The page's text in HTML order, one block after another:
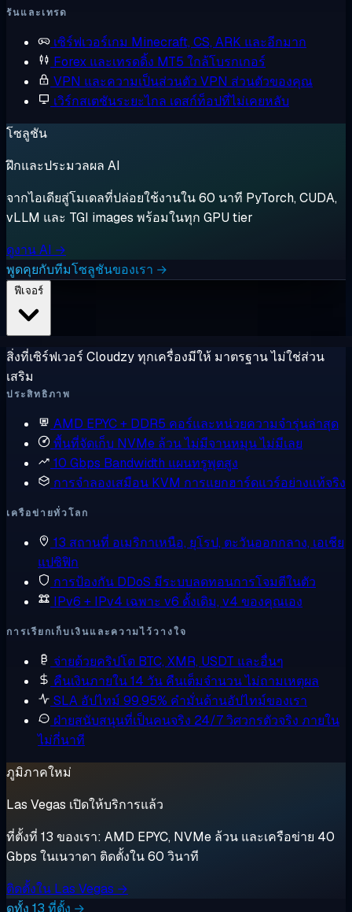
รันและเทรด
เซิร์ฟเวอร์เกม Minecraft, CS, ARK และอีกมาก
Forex และเทรดดิ้ง MT5 ใกล้โบรกเกอร์
VPN และความเป็นส่วนตัว VPN ส่วนตัวของคุณ
เวิร์กสเตชันระยะไกล เดสก์ท็อปที่ไม่เคยหลับ
โซลูชัน
ฝึกและประมวลผล AI
จากไอเดียสู่โมเดลที่ปล่อยใช้งานใน 60 นาที PyTorch, CUDA,
vLLM และ TGI images พร้อมในทุก GPU tier
ดูงาน AI →
พูดคุยกับทีมโซลูชันของเรา →
สิ่งที่เซิร์ฟเวอร์ Cloudzy ทุกเครื่องมีให้ มาตรฐาน ไม่ใช่ส่วน
เสริม
ประสิทธิภาพ
AMD EPYC + DDR5 คอร์และหน่วยความจำรุ่นล่าสุด
พื้นที่จัดเก็บ NVMe ล้วนไม่มีจานหมุน ไม่มีเลย
10 Gbps Bandwidth แผนทรูพุตสูง
การจำลองเสมือน KVM การแยกฮาร์ดแวร์อย่างแท้จริง
เครือข่ายทั่วโลก
13 สถานที่ อเมริกาเหนือ, ยุโรป, ตะวันออกกลาง, เอเชีย
แปซิฟิก
การป้องกัน DDoS มีระบบลดทอนการโจมตีในตัว
IPv6 + IPv4 เฉพาะ v6 ดั้งเดิม, v4 ของคุณเอง
การเรียกเก็บเงินและความไว้วางใจ
จ่ายด้วยคริปโต BTC, XMR, USDT และอื่นๆ
คืนเงินภายใน 14 วัน คืนเต็มจำนวน ไม่ถามเหตุผล
SLA อัปไทม์ 99.95% คำมั่นด้านอัปไทม์ของเรา
ฝ่ายสนับสนุนที่เป็นคนจริง 24/7วิศวกรตัวจริง ภายใน
ไม่กี่นาที
ภูมิภาคใหม่
Las Vegas เปิดให้บริการแล้ว
ที่ตั้งที่ 13 ของเรา: AMD EPYC, NVMe ล้วน และเครือข่าย 40
Gbps ในเนวาดา ติดตั้งใน 60 วินาที
ติดตั้งใน Las Vegas →
ดูทั้ง 13 ที่ตั้ง →